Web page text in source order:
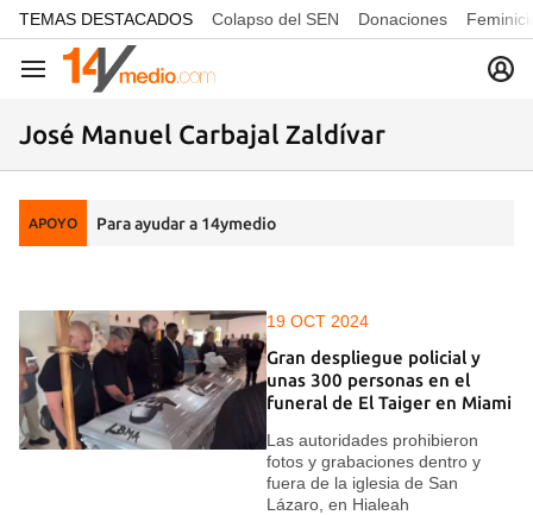
common.go-to-content
TEMAS DESTACADOS Colapso del SEN Donaciones
Navegación
José Manuel Carbajal Zaldívar
APOYO Para ayudar a 14ymedio
19 OCT 2024
Gran despliegue policial y
unas 300 personas en el
funeral de El Taiger en Miami
Las autoridades prohibieron
fotos y grabaciones dentro y
fuera de la iglesia de San
Lázaro, en Hialeah